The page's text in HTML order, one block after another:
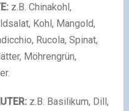
z.B. Chinakohl,
Kohl, Mangold,
Rucola, Spinat,
Möhrengrün,
z.B. Basilikum, Dill,